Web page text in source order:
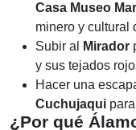
Casa Museo
minero y cultural
Subir al
Mirador
y sus tejados
Hacer una
Cuchujaqui
¿Por qué